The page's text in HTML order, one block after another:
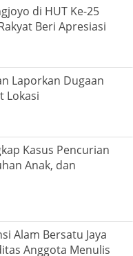
di HUT Ke-25
Beri Apresiasi
Laporkan Dugaan
Lokasi
Kasus Pencurian
Anak, dan
Alam Bersatu Jaya
Anggota Menulis